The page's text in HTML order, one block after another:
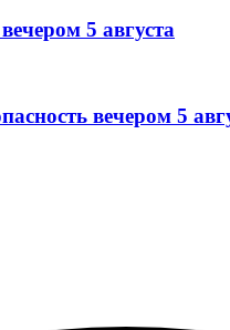
5 августа
вечером 5